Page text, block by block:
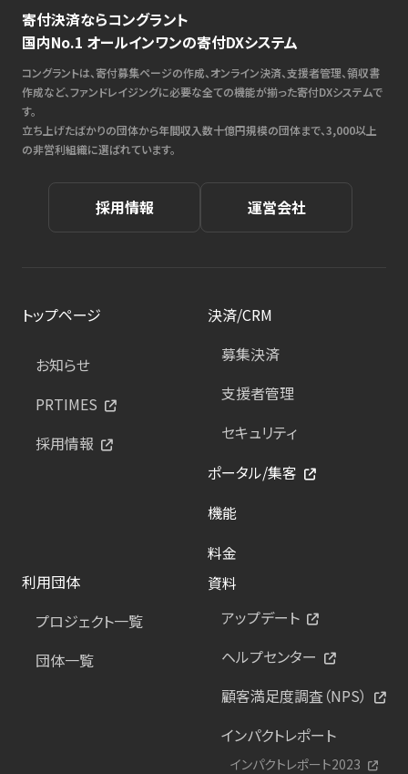
寄付決済ならコングラント
国内No.1 オールインワンの寄付DXシステム
コングラントは、寄付募集ページの作成、オンライン決済、支援者管理、領収書
作成など、ファンドレイジングに必要な全ての機能が揃った寄付DXシステムで
す。
立ち上げたばかりの団体から年間収入数十億円規模の団体まで、3,000以上
の非営利組織に選ばれています。
採用情報 運営会社
トップページ
お知らせ
PRTIMES
採用情報
決済/CRM
募集決済
支援者管理
セキュリティ
ポータル/集客
機能
料金
利用団体
プロジェクト一覧
団体一覧
資料
アップデート
ヘルプセンター
顧客満足度調査（NPS）
インパクトレポート
インパクトレポート2023